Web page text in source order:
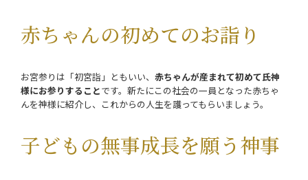
赤ちゃんの初めてのお詣り
お宮参りは「初宮詣」とも いい、 赤ちゃんが産まれて初めて氏神
様にお参りすることです。新たにこの社会の一員となった赤ちゃ
んを神様に紹介し、これからの人生を護ってもらいましょう。
子どもの無事成長を願う神事